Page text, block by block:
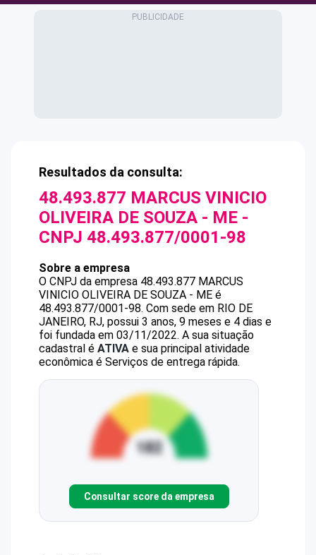
Resultados da consulta:
48.493.877 MARCUS VINICIO
OLIVEIRA DE SOUZA - ME -
CNPJ 48.493.877/0001-98
Sobre a empresa
O CNPJ da empresa 48.493.877 MARCUS
VINICIO OLIVEIRA DE SOUZA - ME é
48.493.877/0001-98. Com sede em RIO DE
JANEIRO, RJ, possui 3 anos, 9 meses e 4 dias e
foi fundada em 03/11/2022. A sua situação
cadastral é ATIVA e sua principal atividade
econômica é Serviços de entrega rápida.
Consultar score da empresa